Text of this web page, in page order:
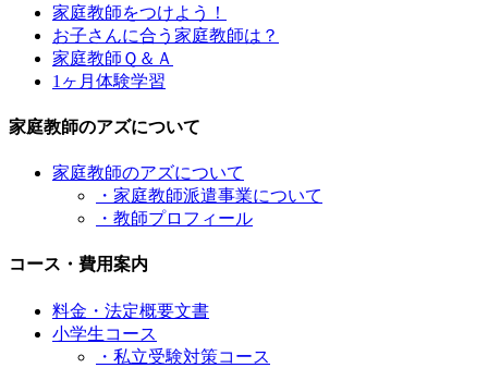
家庭教師をつけよう！
お子さんに合う家庭教師は？
家庭教師Ｑ＆Ａ
1ヶ月体験学習
家庭教師のアズについて
家庭教師のアズについて
・家庭教師派遣事業について
・教師プロフィール
コース・費用案内
料金・法定概要文書
小学生コース
・私立受験対策コース